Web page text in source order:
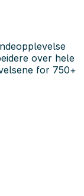
over hele
for 750+